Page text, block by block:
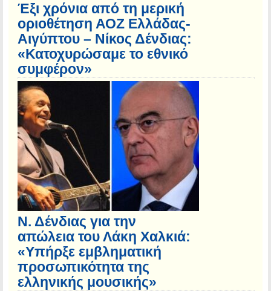
Έξι χρόνια από τη μερική
οριοθέτηση ΑΟΖ Ελλάδας-
Αιγύπτου – Νίκος Δένδιας:
«Κατοχυρώσαμε το εθνικό
συμφέρον»
Ν. Δένδιας για την
απώλεια του Λάκη Χαλκιά:
«Υπήρξε εμβληματική
προσωπικότητα της
ελληνικής μουσικής»